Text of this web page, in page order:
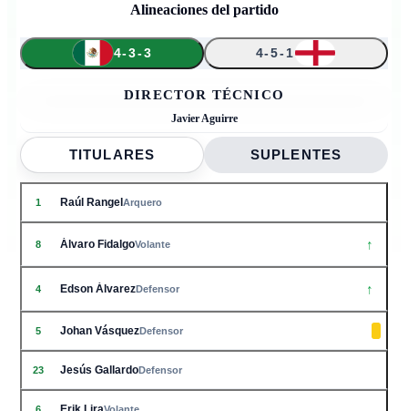
Alineaciones del partido
4-3-3 4-5-1 ↑
↑
↑
↑
DIRECTOR TÉCNICO
Javier Aguirre
TITULARES SUPLENTES
1 Raúl RangelArquero
8 Álvaro FidalgoVolante ↑
4 Edson ÁlvarezDefensor ↑
5 Johan VásquezDefensor
23 Jesús GallardoDefensor